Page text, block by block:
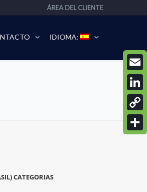
ÁREA DEL CLIENTE
IDIOMA:
CATEGORIAS
Email
Copy
Link